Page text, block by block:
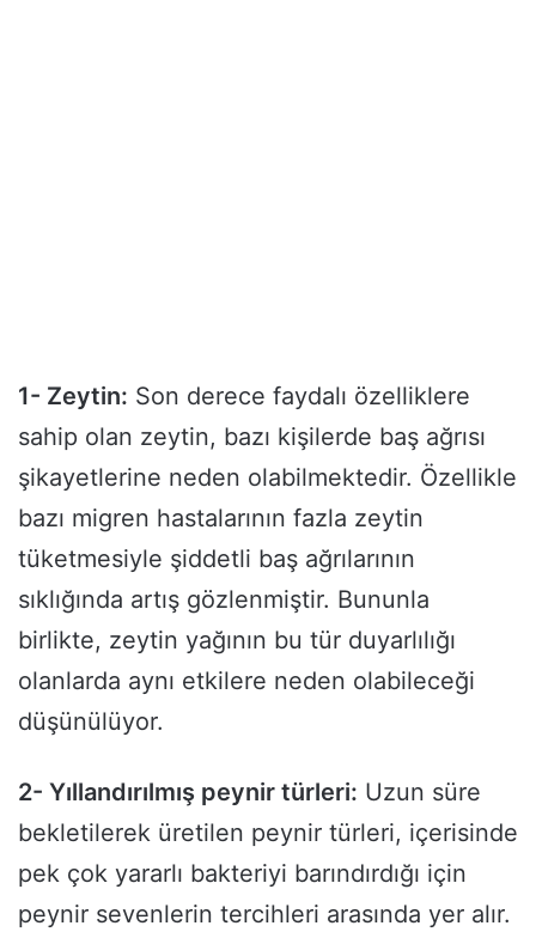
1- Zeytin: Son derece faydalı özelliklere
sahip olan zeytin, bazı kişilerde baş ağrısı
şikayetlerine neden olabilmektedir. Özellikle
bazı migren hastalarının fazla zeytin
tüketmesiyle şiddetli baş ağrılarının
sıklığında artış gözlenmiştir. Bununla
birlikte, zeytin yağının bu tür duyarlılığı
olanlarda aynı etkilere neden olabileceği
düşünülüyor.
2- Yıllandırılmış peynir türleri: Uzun süre
bekletilerek üretilen peynir türleri, içerisinde
pek çok yararlı bakteriyi barındırdığı için
peynir sevenlerin tercihleri arasında yer alır.